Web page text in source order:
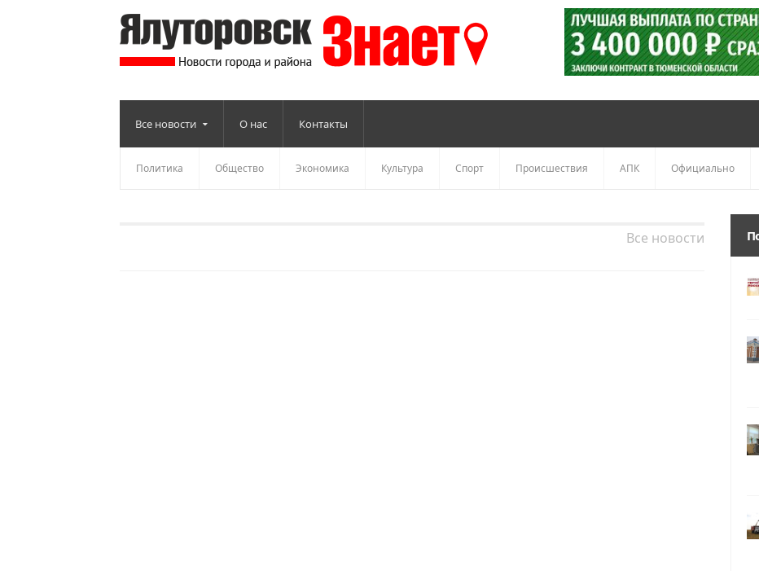
Все новости О нас Контакты
Политика Общество Экономика Культура Спорт Происшествия АПК Официально
Все новости